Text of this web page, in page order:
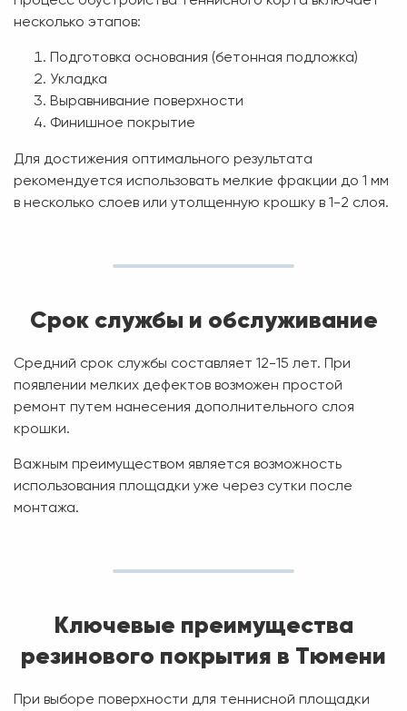
несколько этапов:
Подготовка основания (бетонная подложка)
Укладка
Выравнивание поверхности
Финишное покрытие
Для достижения оптимального результата
рекомендуется использовать мелкие фракции до 1 мм
в несколько слоев или утолщенную крошку в 1-2 слоя.
Срок службы и обслуживание
Средний срок службы составляет 12-15 лет. При
появлении мелких дефектов возможен простой
ремонт путем нанесения дополнительного слоя
крошки.
Важным преимуществом является возможность
использования площадки уже через сутки после
монтажа.
Ключевые преимущества
резинового покрытия в Тюмени
При выборе поверхности для теннисной площадки